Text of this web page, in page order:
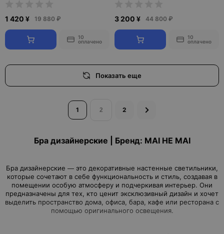
1 420 ¥ 19 880 ₽
10
оплачено
3 200 ¥ 44 800 ₽
10
оплачено
Показать еще
1 2
Бра дизайнерские | Бренд: MAI HE MAI
Бра дизайнерские — это декоративные настенные светильники,
которые сочетают в себе функциональность и стиль, создавая в
помещении особую атмосферу и подчеркивая интерьер. Они
предназначены для тех, кто ценит эксклюзивный дизайн и хочет
выделить пространство дома, офиса, бара, кафе или ресторана с